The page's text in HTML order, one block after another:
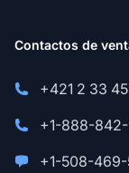
Contactos de
+421 2 33
+1-888-
+1-508-